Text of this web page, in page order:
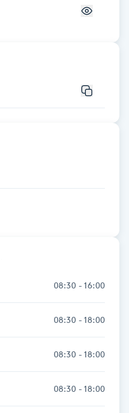
08:30 - 16:00
08:30 - 18:00
08:30 - 18:00
08:30 - 18:00